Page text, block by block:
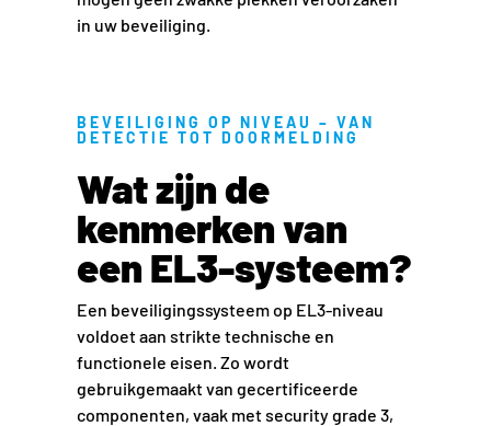
in uw beveiliging.
BEVEILIGING OP NIVEAU – VAN
DETECTIE TOT DOORMELDING
Wat zijn de
kenmerken van
een EL3-systeem?
Een beveiligingssysteem op EL3-niveau
voldoet aan strikte technische en
functionele eisen. Zo wordt
gebruikgemaakt van gecertificeerde
componenten, vaak met security grade 3,